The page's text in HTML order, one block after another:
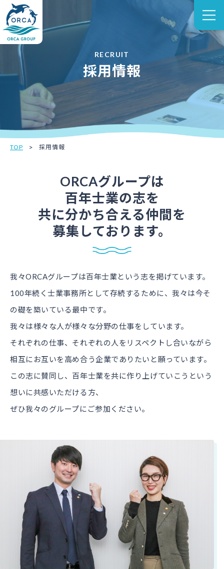
RECRUIT
採用情報
TOP 採用情報
ORCAグループは
百年士業の志を
共に分かち合える仲間を
募集しております。
我々ORCAグループは百年士業という志を掲げています。
100年続く士業事務所として存続するために、我々は今そ
の礎を築いている最中です。
我々は様々な人が様々な分野の仕事をしています。
それぞれの仕事、それぞれの人をリスペクトし合いながら
相互にお互いを高め合う企業でありたいと願っています。
この志に賛同し、百年士業を共に作り上げていこうという
想いに共感いただける方、
ぜひ我々のグループにご参加ください。